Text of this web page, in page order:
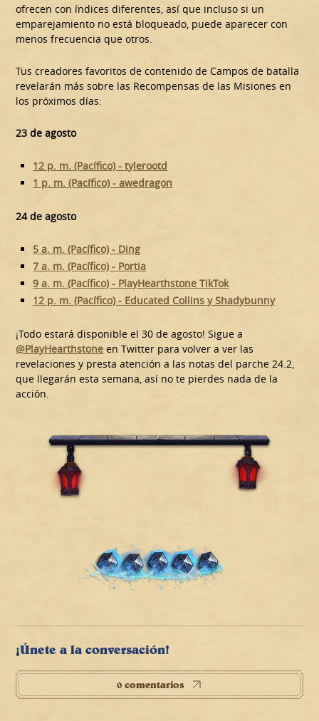
ofrecen con índices diferentes, así que incluso si un
emparejamiento no está bloqueado, puede aparecer con
menos frecuencia que otros.
Tus creadores favoritos de contenido de Campos de batalla
revelarán más sobre las Recompensas de las Misiones en
los próximos días:
23 de agosto
12 p. m. (Pacífico) - tylerootd
1 p. m. (Pacífico) - awedragon
24 de agosto
5 a. m. (Pacífico) - Ding
7 a. m. (Pacífico) - Portia
9 a. m. (Pacífico) - PlayHearthstone TikTok
12 p. m. (Pacífico) - Educated Collins y Shadybunny
¡Todo estará disponible el 30 de agosto! Sigue a
@PlayHearthstone en Twitter para volver a ver las
revelaciones y presta atención a las notas del parche 24.2,
que llegarán esta semana, así no te pierdes nada de la
acción.
¡Únete a la conversación!
0 comentarios